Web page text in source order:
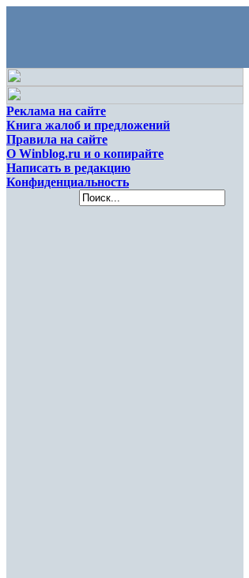
Реклама на сайте
Книга жалоб и предложений
Правила на сайте
О Winblog.ru и о копирайте
Написать в редакцию
Конфиденциальность